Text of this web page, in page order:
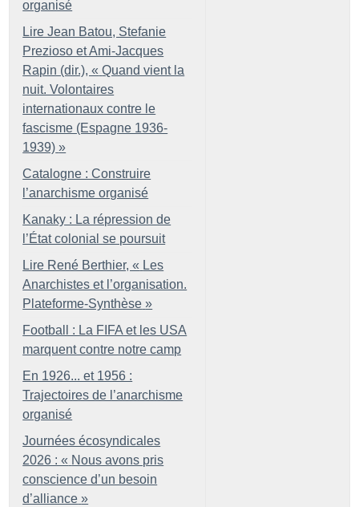
organisé
Lire Jean Batou, Stefanie
Prezioso et Ami-Jacques
Rapin (dir.), « Quand vient la
nuit. Volontaires
internationaux contre le
fascisme (Espagne 1936-
1939) »
Catalogne : Construire
l’anarchisme organisé
Kanaky : La répression de
l’État colonial se poursuit
Lire René Berthier, « Les
Anarchistes et l’organisation.
Plateforme-Synthèse »
Football : La FIFA et les USA
marquent contre notre camp
En 1926... et 1956 :
Trajectoires de l’anarchisme
organisé
Journées écosyndicales
2026 : « Nous avons pris
conscience d’un besoin
d’alliance »